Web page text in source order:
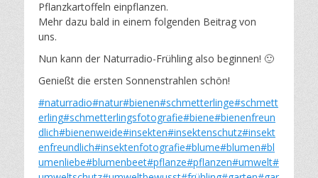
Pflanzkartoffeln einpflanzen.
Mehr dazu bald in einem folgenden Beitrag von
uns.
Nun kann der Naturradio-Frühling also beginnen! 🙂
Genießt die ersten Sonnenstrahlen schön!
#naturradio#natur#bienen#schmetterlinge#schmett
erling#schmetterlingsfotografie#biene#bienenfreun
dlich#bienenweide#insekten#insektenschutz#insekt
enfreundlich#insektenfotografie#blume#blumen#bl
umenliebe#blumenbeet#pflanze#pflanzen#umwelt#